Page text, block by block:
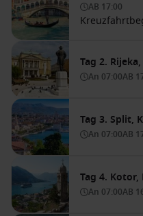
AB 17:00
Tag 2.
An 07:00AB
Tag 3. Split,
An 07:00AB
Tag 4.
An 07:00AB